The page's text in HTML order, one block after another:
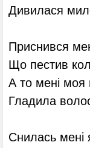
Дивилася
Приснився
Що пестив
А то мені
Гладила
Снилась мені